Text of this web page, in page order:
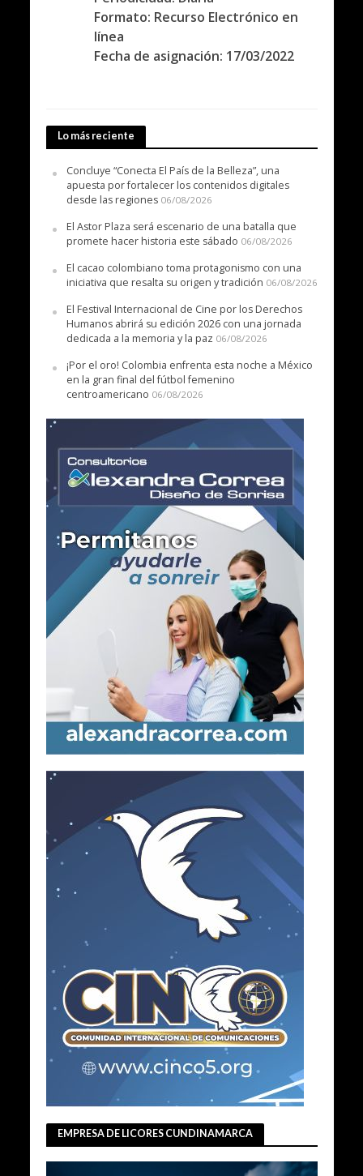
Formato: Recurso Electrónico en
línea
Fecha de asignación: 17/03/2022
Lo más reciente
Concluye “Conecta El País de la Belleza”, una
apuesta por fortalecer los contenidos digitales
desde las regiones 06/08/2026
El Astor Plaza será escenario de una batalla que
promete hacer historia este sábado 06/08/2026
El cacao colombiano toma protagonismo con una
iniciativa que resalta su origen y tradición 06/08/2026
El Festival Internacional de Cine por los Derechos
Humanos abrirá su edición 2026 con una jornada
dedicada a la memoria y la paz 06/08/2026
¡Por el oro! Colombia enfrenta esta noche a México
en la gran final del fútbol femenino
centroamericano 06/08/2026
EMPRESA DE LICORES CUNDINAMARCA